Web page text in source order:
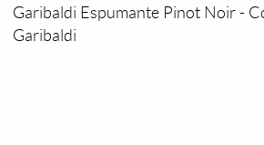
Garibaldi Espumante Pinot Noir -
Garibaldi